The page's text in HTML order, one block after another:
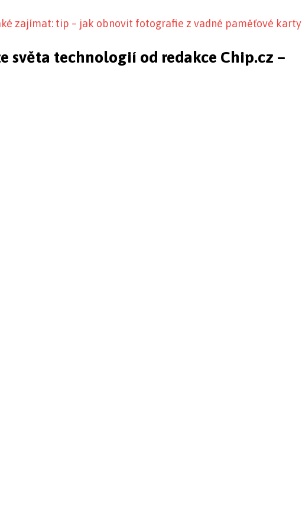
zajímat: tip – jak obnovit fotografie z vadné paměťové karty
světa technologií od redakce Chip.cz –